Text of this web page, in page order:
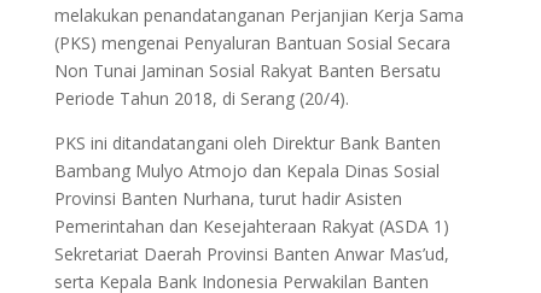
melakukan penandatanganan Perjanjian Kerja Sama
(PKS) mengenai Penyaluran Bantuan Sosial Secara
Non Tunai Jaminan Sosial Rakyat Banten Bersatu
Periode Tahun 2018, di Serang (20/4).
PKS ini ditandatangani oleh Direktur Bank Banten
Bambang Mulyo Atmojo dan Kepala Dinas Sosial
Provinsi Banten Nurhana, turut hadir Asisten
Pemerintahan dan Kesejahteraan Rakyat (ASDA 1)
Sekretariat Daerah Provinsi Banten Anwar Mas’ud,
serta Kepala Bank Indonesia Perwakilan Banten